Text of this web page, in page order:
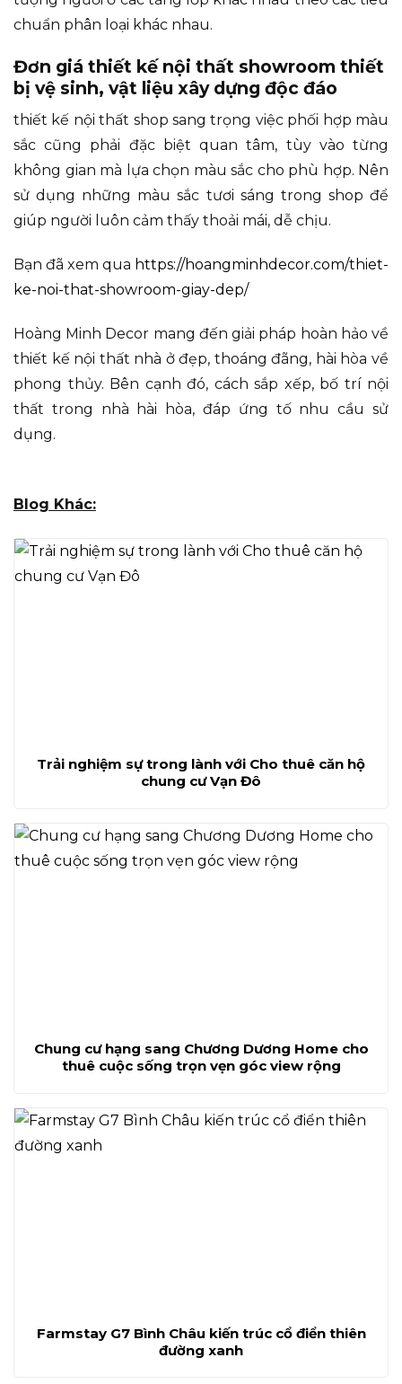
chuẩn phân loại khác nhau.
Đơn giá thiết kế nội thất showroom thiết
bị vệ sinh, vật liệu xây dựng độc đáo
thiết kế nội thất shop sang trọng việc phối hợp màu
sắc cũng phải đặc biệt quan tâm, tùy vào từng
không gian mà lựa chọn màu sắc cho phù hợp. Nên
sử dụng những màu sắc tươi sáng trong shop để
giúp người luôn cảm thấy thoải mái, dễ chịu.
Bạn đã xem qua https://hoangminhdecor.com/thiet-
ke-noi-that-showroom-giay-dep/
Hoàng Minh Decor mang đến giải pháp hoàn hảo về
thiết kế nội thất nhà ở đẹp, thoáng đãng, hài hòa về
phong thủy. Bên cạnh đó, cách sắp xếp, bố trí nội
thất trong nhà hài hòa, đáp ứng tố nhu cầu sử
dụng.
Blog Khác:
Trải nghiệm sự trong lành với Cho thuê căn hộ
chung cư Vạn Đô
Chung cư hạng sang Chương Dương Home cho
thuê cuộc sống trọn vẹn góc view rộng
Farmstay G7 Bình Châu kiến trúc cổ điển thiên
đường xanh